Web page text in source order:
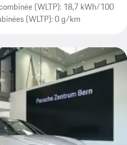
(WLTP): 18,7 kWh/100
(WLTP): 0 g/km